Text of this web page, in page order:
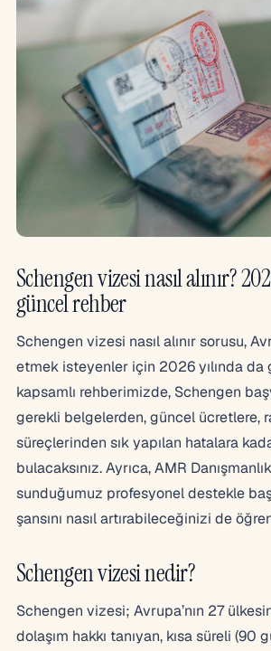
Schengen vizesi nasıl alınır?
güncel rehber
Schengen vizesi nasıl alınır sorusu,
etmek isteyenler için 2026 yılında da
kapsamlı rehberimizde, Schengen
gerekli belgelerden, güncel ücretlere,
süreçlerinden sık yapılan hatalara
bulacaksınız. Ayrıca, AMR
sunduğumuz profesyonel destekle
şansını nasıl artırabileceğinizi de
Schengen vizesi nedir?
Schengen vizesi; Avrupa’nın 27
dolaşım hakkı tanıyan, kısa süreli (90